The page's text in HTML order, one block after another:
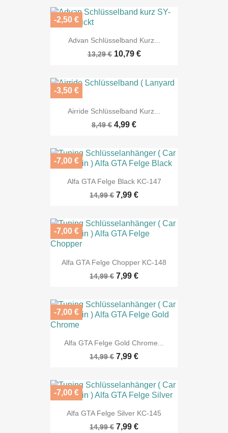
Advan Schlüsselband Kurz...
13,29 € 10,79 €
-2,50 €
Airride Schlüsselband Kurz...
8,49 € 4,99 €
-3,50 €
Alfa GTA Felge Black KC-147
14,99 € 7,99 €
-7,00 €
Alfa GTA Felge Chopper KC-148
14,99 € 7,99 €
-7,00 €
Alfa GTA Felge Gold Chrome...
14,99 € 7,99 €
-7,00 €
Alfa GTA Felge Silver KC-145
14,99 € 7,99 €
-7,00 €